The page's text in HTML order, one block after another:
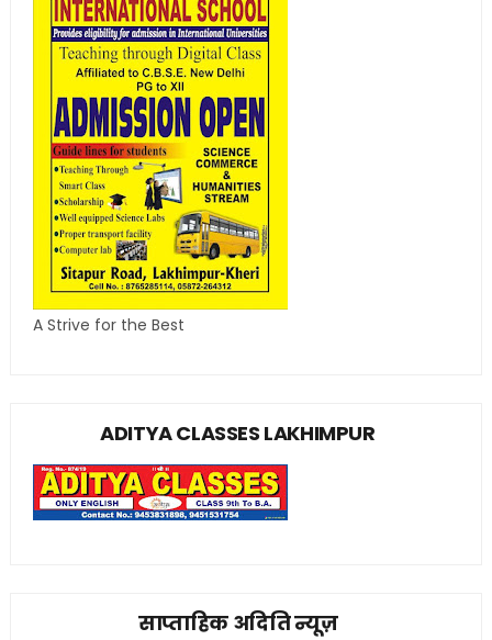
A Strive for the Best
ADITYA CLASSES LAKHIMPUR
साप्ताहिक अदिति न्यूज़